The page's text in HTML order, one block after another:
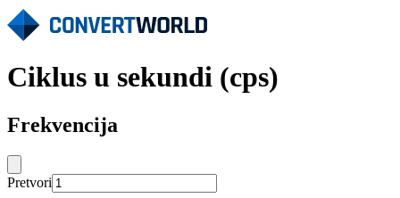
Ciklus u sekundi (cps)
Frekvencija
Pretvori